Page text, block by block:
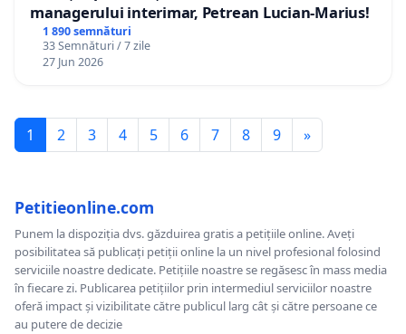
managerului interimar, Petrean Lucian-Marius!
1 890 semnături
33 Semnături / 7 zile
27 Jun 2026
1 2 3 4 5 6 7 8 9 »
Petitieonline.com
Punem la dispoziția dvs. găzduirea gratis a petițiile online. Aveți
posibilitatea să publicați petiții online la un nivel profesional folosind
serviciile noastre dedicate. Petițiile noastre se regăsesc în mass media
în fiecare zi. Publicarea petițiilor prin intermediul serviciilor noastre
oferă impact și vizibilitate către publicul larg cât și către persoane ce
au putere de decizie